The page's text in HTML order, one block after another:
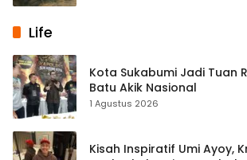
Life
Kota Sukabumi Jadi Tuan
Batu Akik Nasional
1 Agustus 2026
Kisah Inspiratif Umi Ayoy,